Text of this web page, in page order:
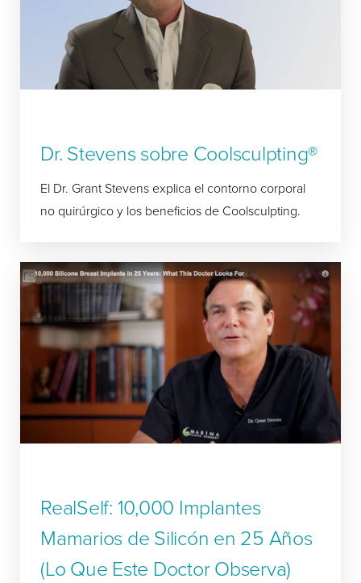
Dr. Stevens sobre Coolsculpting®
El Dr. Grant Stevens explica el contorno corporal
no quirúrgico y los beneficios de Coolsculpting.
RealSelf: 10,000 Implantes
Mamarios de Silicón en 25 Años
(Lo Que Este Doctor Observa)